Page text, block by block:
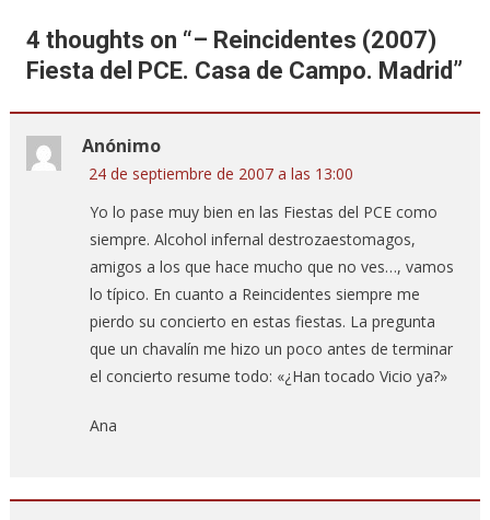
4 thoughts on “– Reincidentes (2007)
Fiesta del PCE. Casa de Campo. Madrid”
Anónimo
24 de septiembre de 2007 a las 13:00
Yo lo pase muy bien en las Fiestas del PCE como
siempre. Alcohol infernal destrozaestomagos,
amigos a los que hace mucho que no ves…, vamos
lo típico. En cuanto a Reincidentes siempre me
pierdo su concierto en estas fiestas. La pregunta
que un chavalín me hizo un poco antes de terminar
el concierto resume todo: «¿Han tocado Vicio ya?»
Ana